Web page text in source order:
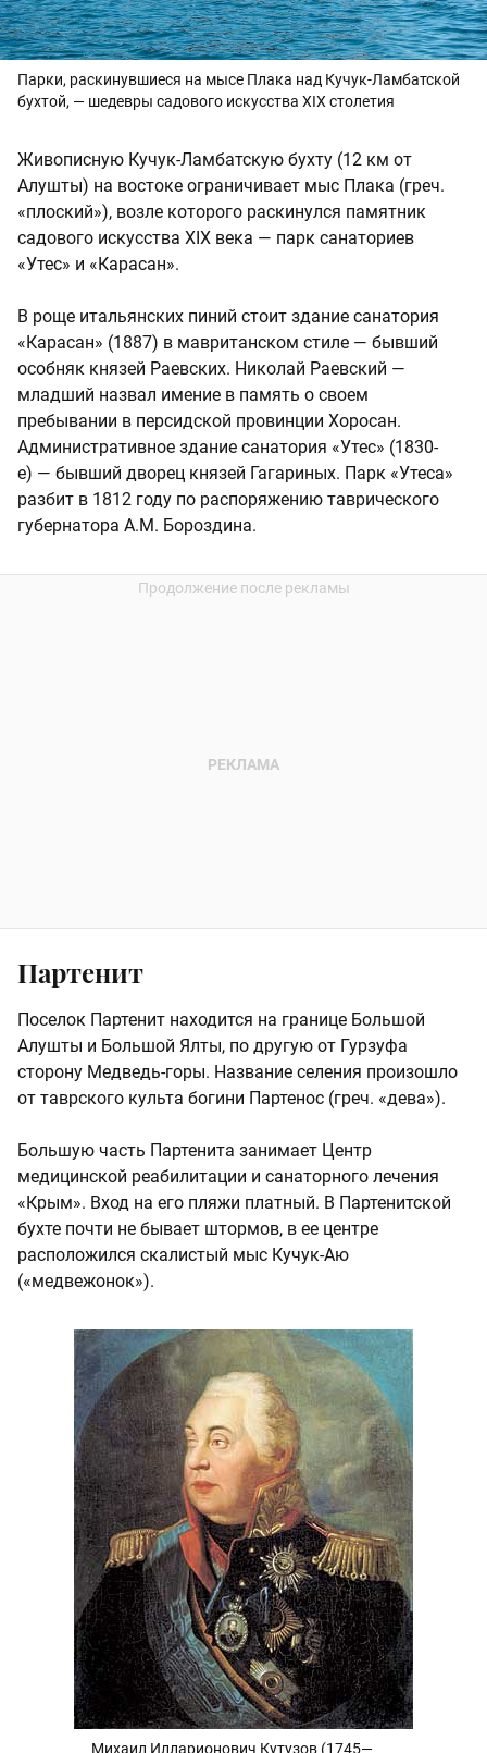
Парки, раскинувшиеся на мысе Плака над Кучук-Ламбатской
бухтой, — шедевры садового искусства XIX столетия
Живописную Кучук-Ламбатскую бухту (12 км от
Алушты) на востоке ограничивает мыс Плака (греч.
«плоский»), возле которого раскинулся памятник
садового искусства XIX века — парк санаториев
«Утес» и «Карасан».
В роще итальянских пиний стоит здание санатория
«Карасан» (1887) в мавританском стиле — бывший
особняк князей Раевских. Николай Раевский —
младший назвал имение в память о своем
пребывании в персидской провинции Хоросан.
Административное здание санатория «Утес» (1830-
е) — бывший дворец князей Гагариных. Парк «Утеса»
разбит в 1812 году по распоряжению таврического
губернатора А.М. Бороздина.
Партенит
Поселок Партенит находится на границе Большой
Алушты и Большой Ялты, по другую от Гурзуфа
сторону Медведь-горы. Название селения произошло
от таврского культа богини Партенос (греч. «дева»).
Большую часть Партенита занимает Центр
медицинской реабилитации и санаторного лечения
«Крым». Вход на его пляжи платный. В Партенитской
бухте почти не бывает штормов, в ее центре
расположился скалистый мыс Кучук-Аю
(«медвежонок»).
Михаил Илларионович Кутузов (1745—